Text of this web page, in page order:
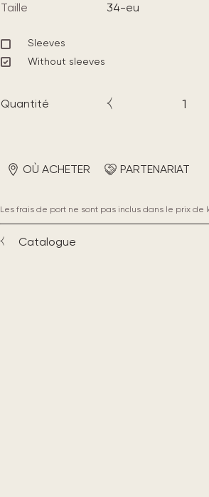
Taille
34-eu
Sleeves
Without sleeves
Quantité
OÙ ACHETER PARTENARIAT
Les frais de port ne sont pas inclus dans le prix de
Catalogue